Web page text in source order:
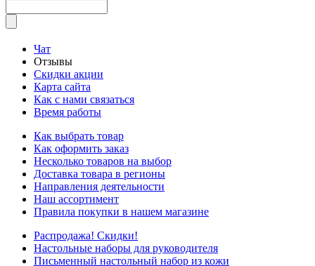
Чат
Отзывы
Скидки акции
Карта сайта
Как с нами связаться
Время работы
Как выбрать товар
Как оформить заказ
Несколько товаров на выбор
Доставка товара в регионы
Направления деятельности
Наш ассортимент
Правила покупки в нашем магазине
Распродажа! Скидки!
Настольные наборы для руководителя
Письменный настольный набор из кожи